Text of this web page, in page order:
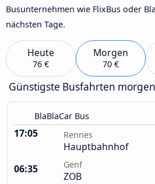
Busunternehmen wie FlixBus oder
nächsten Tage.
Heute
76 €
Morgen
70 €
Günstigste Busfahrten morgen
BlaBlaCar Bus
17:05 Rennes
Hauptbahnhof
06:35
Genf
ZOB